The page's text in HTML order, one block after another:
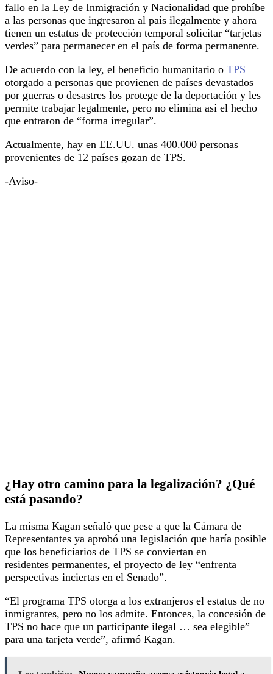
fallo en la Ley de Inmigración y Nacionalidad que prohíbe
a las personas que ingresaron al país ilegalmente y ahora
tienen un estatus de protección temporal solicitar “tarjetas
verdes” para permanecer en el país de forma permanente.
De acuerdo con la ley, el beneficio humanitario o TPS
otorgado a personas que provienen de países devastados
por guerras o desastres los protege de la deportación y les
permite trabajar legalmente, pero no elimina así el hecho
que entraron de “forma irregular”.
Actualmente, hay en EE.UU. unas 400.000 personas
provenientes de 12 países gozan de TPS.
-Aviso-
¿Hay otro camino para la legalización? ¿Qué
está pasando?
La misma Kagan señaló que pese a que la Cámara de
Representantes ya aprobó una legislación que haría posible
que los beneficiarios de TPS se conviertan en
residentes permanentes, el proyecto de ley “enfrenta
perspectivas inciertas en el Senado”.
“El programa TPS otorga a los extranjeros el estatus de no
inmigrantes, pero no los admite. Entonces, la concesión de
TPS no hace que un participante ilegal … sea elegible”
para una tarjeta verde”, afirmó Kagan.